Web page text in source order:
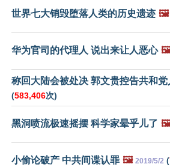
世界七大销毁堕落人类的历史遗迹 🖼️
华为官司的代理人 说出来让人恶心
称回大陆会被处决 郭文贵控告共和党
(583,406次)
黑洞喷流极速摇摆 科学家晕乎儿了
小偷论破产 中共间谍认罪 🖼️ 2019/5/2 (